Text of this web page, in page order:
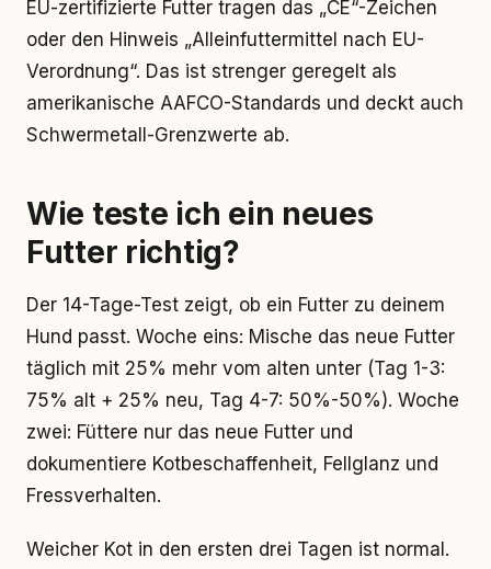
EU-zertifizierte Futter tragen das „CE“-Zeichen
oder den Hinweis „Alleinfuttermittel nach EU-
Verordnung“. Das ist strenger geregelt als
amerikanische AAFCO-Standards und deckt auch
Schwermetall-Grenzwerte ab.
Wie teste ich ein neues
Futter richtig?
Der 14-Tage-Test zeigt, ob ein Futter zu deinem
Hund passt. Woche eins: Mische das neue Futter
täglich mit 25% mehr vom alten unter (Tag 1-3:
75% alt + 25% neu, Tag 4-7: 50%-50%). Woche
zwei: Füttere nur das neue Futter und
dokumentiere Kotbeschaffenheit, Fellglanz und
Fressverhalten.
Weicher Kot in den ersten drei Tagen ist normal.